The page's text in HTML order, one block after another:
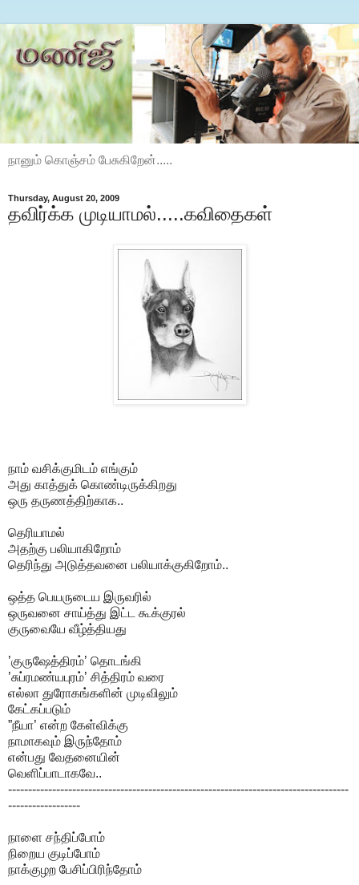
நானும் கொஞ்சம் பேசுகிறேன்.....
Thursday, August 20, 2009
தவிர்க்க முடியாமல்.....கவிதைகள்
நாம் வசிக்குமிடம் எங்கும்
அது காத்துக் கொண்டிருக்கிறது
ஒரு தருணத்திற்காக..
தெரியாமல்
அதற்கு பலியாகிறோம்
தெரிந்து அடுத்தவனை பலியாக்குகிறோம்..
ஒத்த பெயருடைய இருவரில்
ஒருவனை சாய்த்து இட்ட கூக்குரல்
குருவையே வீழ்த்தியது
’குருஷேத்திரம்’ தொடங்கி
’சுப்ரமண்யபுரம்’ சித்திரம் வரை
எல்லா துரோகங்களின் முடிவிலும்
கேட்கப்படும்
”நீயா’ என்ற கேள்விக்கு
நாமாகவும் இருந்தோம்
என்பது வேதனையின்
வெளிப்பாடாகவே..
-------------------------------------------------------------------------------------
------------------
நாளை சந்திப்போம்
நிறைய குடிப்போம்
நாக்குழற பேசிப்பிரிந்தோம்